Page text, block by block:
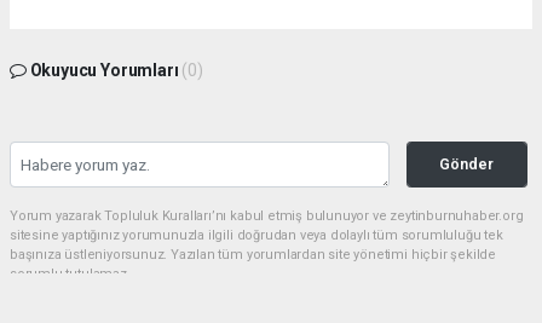
Okuyucu Yorumları (0)
Gönder
Yorum yazarak Topluluk Kuralları’nı kabul etmiş bulunuyor ve zeytinburnuhaber.org
sitesine yaptığınız yorumunuzla ilgili doğrudan veya dolaylı tüm sorumluluğu tek
başınıza üstleniyorsunuz. Yazılan tüm yorumlardan site yönetimi hiçbir şekilde
sorumlu tutulamaz.